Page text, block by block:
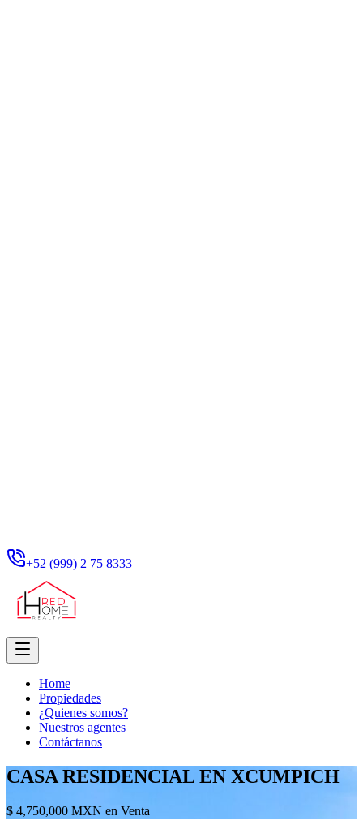
+52 (999) 2 75 8333
Home
Propiedades
¿Quienes somos?
Nuestros agentes
Contáctanos
CASA RESIDENCIAL EN XCUMPICH
$ 4,750,000 MXN en Venta